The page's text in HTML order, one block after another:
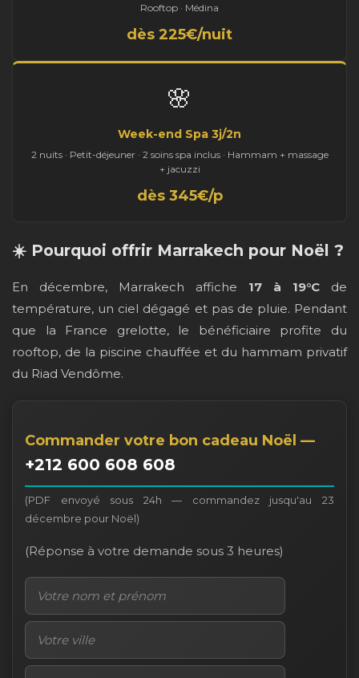
Rooftop · Médina
dès 225€/nuit
🌸
Week-end Spa 3j/2n
2 nuits · Petit-déjeuner · 2 soins spa inclus · Hammam + massage
+ jacuzzi
dès 345€/p
☀️ Pourquoi offrir Marrakech pour Noël ?
En décembre, Marrakech affiche 17 à 19°C de
température, un ciel dégagé et pas de pluie. Pendant
que la France grelotte, le bénéficiaire profite du
rooftop, de la piscine chauffée et du hammam privatif
du Riad Vendôme.
Commander votre bon cadeau Noël —
+212 600 608 608
(PDF envoyé sous 24h — commandez jusqu'au 23
décembre pour Noël)
(Réponse à votre demande sous 3 heures)